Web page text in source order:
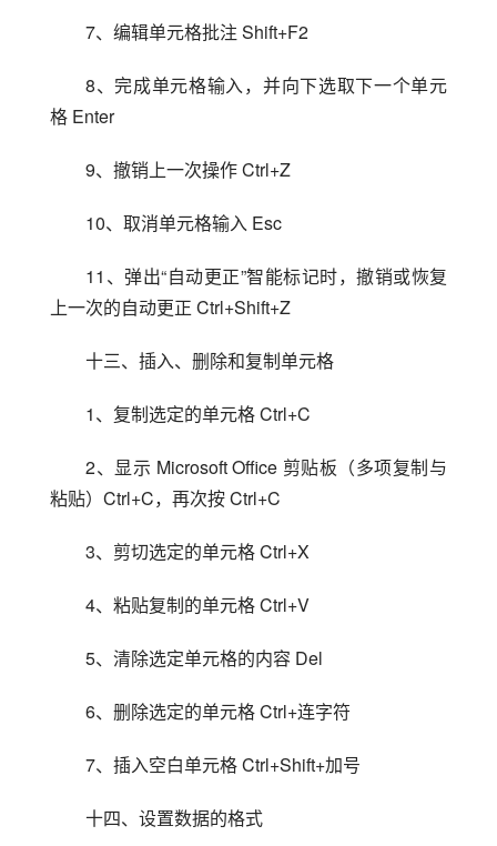
7、编辑单元格批注 Shift+F2
8、完成单元格输入，并向下选取下一个单元
格 Enter
9、撤销上一次操作 Ctrl+Z
10、取消单元格输入 Esc
11、弹出“自动更正”智能标记时，撤销或恢复
上一次的自动更正 Ctrl+Shift+Z
十三、插入、删除和复制单元格
1、复制选定的单元格 Ctrl+C
2、显示 Microsoft Office 剪贴板（多项复制与
粘贴）Ctrl+C，再次按 Ctrl+C
3、剪切选定的单元格 Ctrl+X
4、粘贴复制的单元格 Ctrl+V
5、清除选定单元格的内容 Del
6、删除选定的单元格 Ctrl+连字符
7、插入空白单元格 Ctrl+Shift+加号
十四、设置数据的格式